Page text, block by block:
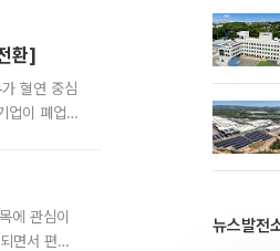
환]
혈연 중심
업이 폐업
에 관심이
면서 편입
뉴스발전